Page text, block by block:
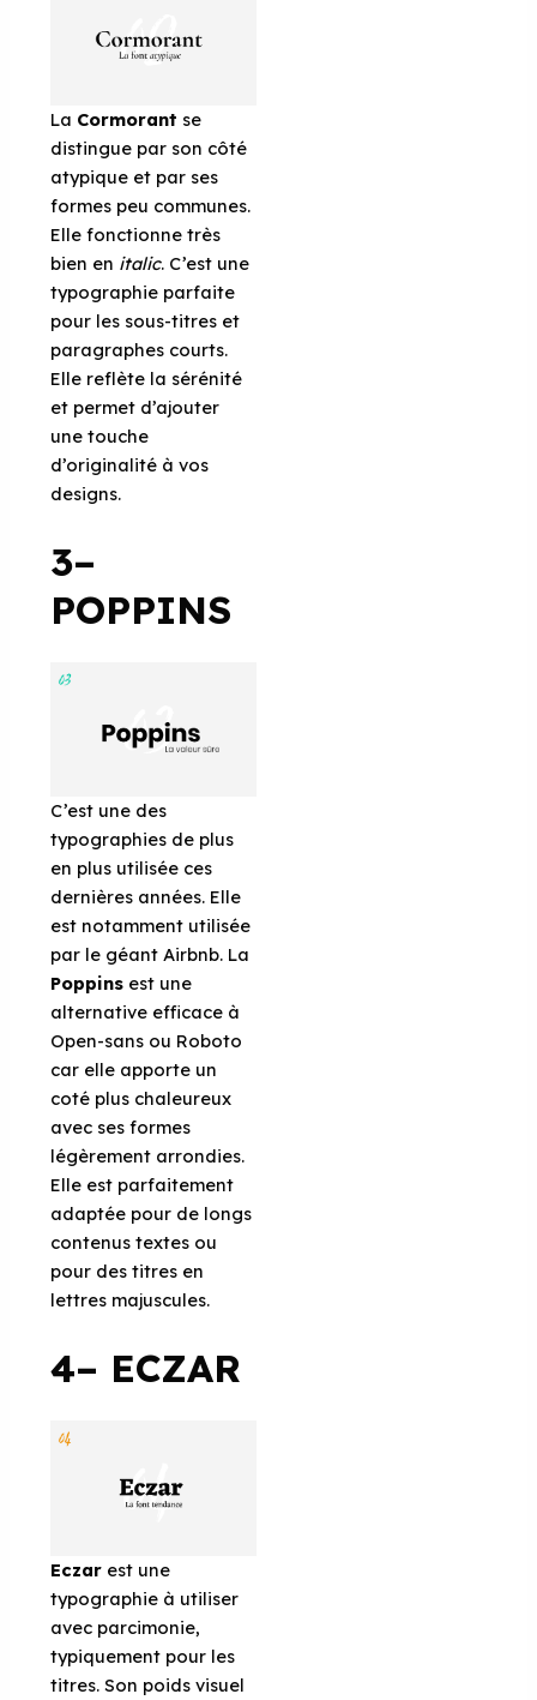
La Cormorant se
distingue par son côté
atypique et par ses
formes peu communes.
Elle fonctionne très
bien en italic. C’est une
typographie parfaite
pour les sous-titres et
paragraphes courts.
Elle reflète la sérénité
et permet d’ajouter
une touche
d’originalité à vos
designs.
3–
POPPINS
C’est une des
typographies de plus
en plus utilisée ces
dernières années. Elle
est notamment utilisée
par le géant Airbnb. La
Poppins est une
alternative efficace à
Open-sans ou Roboto
car elle apporte un
coté plus chaleureux
avec ses formes
légèrement arrondies.
Elle est parfaitement
adaptée pour de longs
contenus textes ou
pour des titres en
lettres majuscules.
4– ECZAR
Eczar est une
typographie à utiliser
avec parcimonie,
typiquement pour les
titres. Son poids visuel